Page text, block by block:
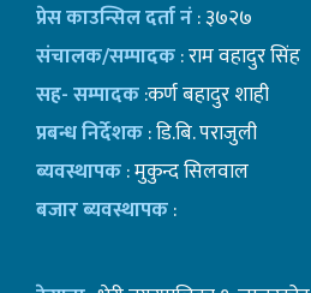
प्रेस काउन्सिल दर्ता नं: ३७२७
संचालक/सम्पादक: राम वहादुर सिंह
सह- सम्पादक:कर्ण बहादुर शाही
प्रबन्ध निर्देशक: डि.बि. पराजुली
ब्यवस्थापक: मुकुन्द सिलवाल
बजार ब्यवस्थापक: